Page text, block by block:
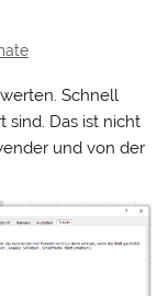
Schnell
sind. Das ist nicht
und von der